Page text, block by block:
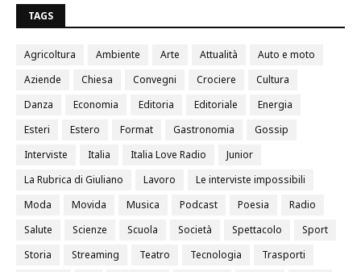
TAGS
Agricoltura Ambiente Arte Attualità
Auto e moto
Aziende
Chiesa Convegni Crociere
Cultura
Danza
Economia Editoria Editoriale
Energia
Esteri
Estero Format Gastronomia
Gossip
Interviste
Italia Italia Love Radio
Junior
La Rubrica di Giuliano
Lavoro
Le interviste impossibili
Moda
Movida Musica Podcast Poesia
Radio
Salute
Scienze Scuola Società Spettacolo
Sport
Storia
Streaming Teatro Tecnologia
Trasporti